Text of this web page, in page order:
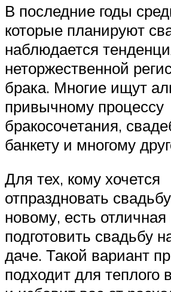
В последние годы
которые планируют
наблюдается
неторжественной
брака. Многие ищут
привычному процессу
бракосочетания,
банкету и многому
Для тех, кому хочется
отпраздновать
новому, есть отличная
подготовить свадьбу
даче. Такой вариант
подходит для теплого